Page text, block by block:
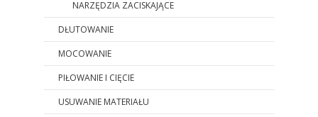
NARZĘDZIA ZACISKAJĄCE
DŁUTOWANIE
MOCOWANIE
PIŁOWANIE I CIĘCIE
USUWANIE MATERIAŁU